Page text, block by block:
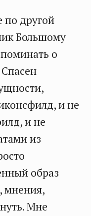
по другой
Большому
о
и не
и не
из
образ
мнения,
Мне